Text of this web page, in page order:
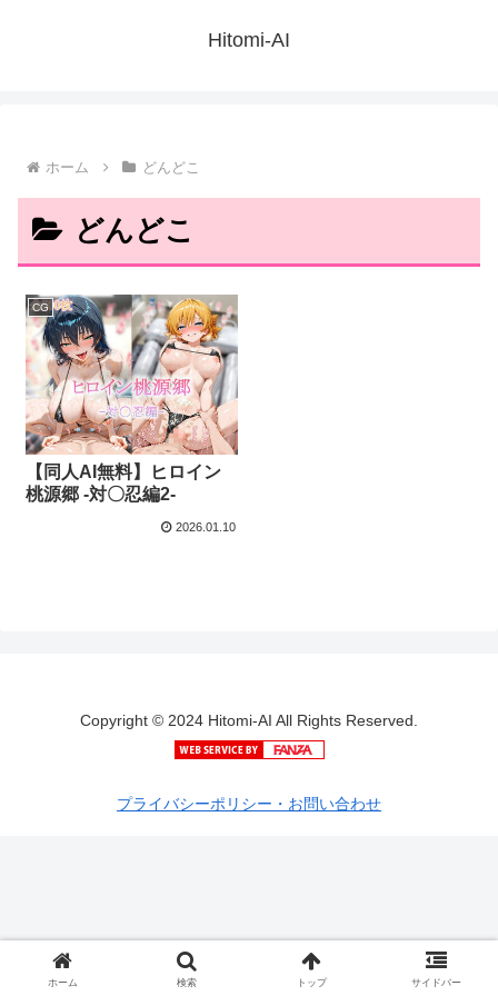
Hitomi-AI
ホーム どんどこ
どんどこ
CG
【同人AI無料】ヒロイン
桃源郷 -対〇忍編2-
2026.01.10
Copyright © 2024 Hitomi-AI All Rights Reserved.
プライバシーポリシー・お問い合わせ
ホーム 検索 トップ サイドバー